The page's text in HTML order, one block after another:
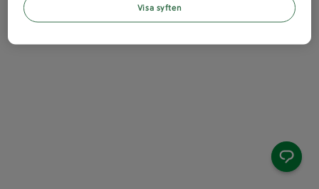
Visa syften